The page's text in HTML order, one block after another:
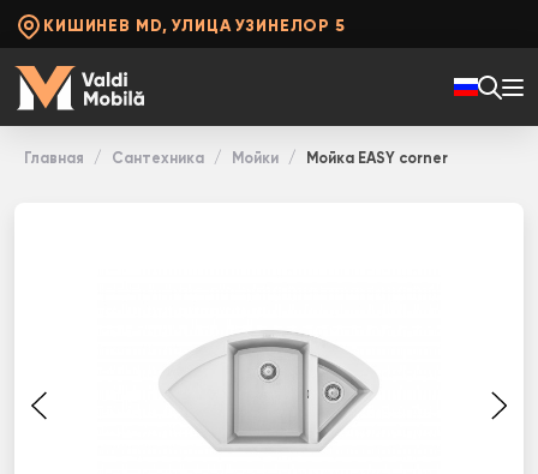
КИШИНЕВ MD, УЛИЦА УЗИНЕЛОР 5
Главная Сантехника Мойки Мойка EASY corner